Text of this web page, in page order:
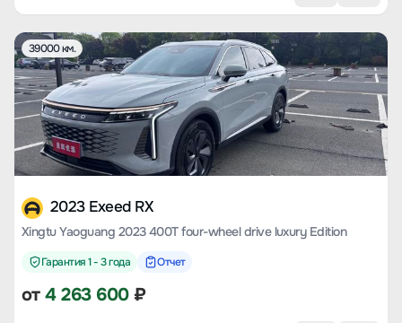
39000 км.
2023 Exeed RX
Xingtu Yaoguang 2023 400T four-wheel drive luxury Edition
Гарантия 1 - 3 года Отчет
от4 263 600₽